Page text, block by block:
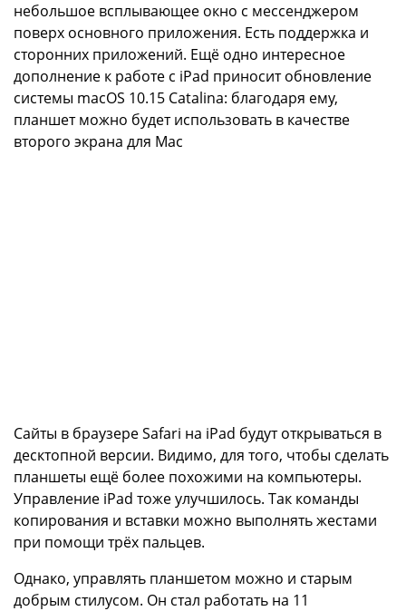
небольшое всплывающее окно с мессенджером
поверх основного приложения. Есть поддержка и
сторонних приложений. Ещё одно интересное
дополнение к работе с iPad приносит обновление
системы macOS 10.15 Catalina: благодаря ему,
планшет можно будет использовать в качестве
второго экрана для Mac
Сайты в браузере Safari на iPad будут открываться в
десктопной версии. Видимо, для того, чтобы сделать
планшеты ещё более похожими на компьютеры.
Управление iPad тоже улучшилось. Так команды
копирования и вставки можно выполнять жестами
при помощи трёх пальцев.
Однако, управлять планшетом можно и старым
добрым стилусом. Он стал работать на 11